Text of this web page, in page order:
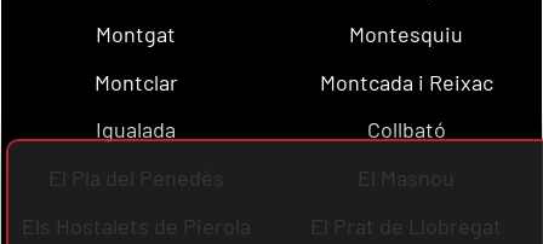
Montgat
Montesquiu
Montclar
Montcada i Reixac
Igualada
Collbató
El Pla del Penedès
El Masnou
Els Hostalets de Pierola
El Prat de Llobregat